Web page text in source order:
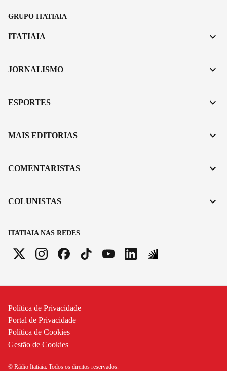
GRUPO ITATIAIA
ITATIAIA NAS REDES
ITATIAIA
JORNALISMO
ESPORTES
MAIS EDITORIAS
COMENTARISTAS
COLUNISTAS
Política de Privacidade
Portal de Privacidade
Política de Cookies
Gestão de Cookies
© Rádio Itatiaia. Todos os direitos reservados.